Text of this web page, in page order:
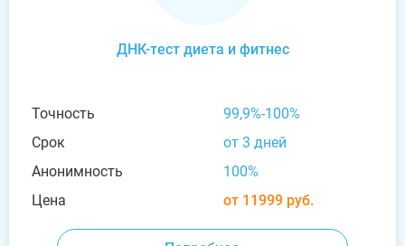
ДНК-тест диета и фитнес
Точность
99,9%-100%
Срок
от 3 дней
Анонимность
100%
Цена
от 11999 руб.